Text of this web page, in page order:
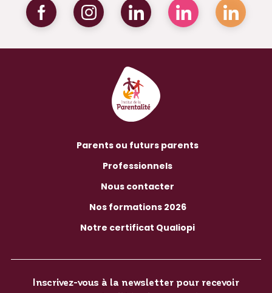
Parents ou futurs parents
Professionnels
Nous contacter
Nos formations 2026
Notre certificat Qualiopi
Inscrivez-vous à la newsletter pour recevoir